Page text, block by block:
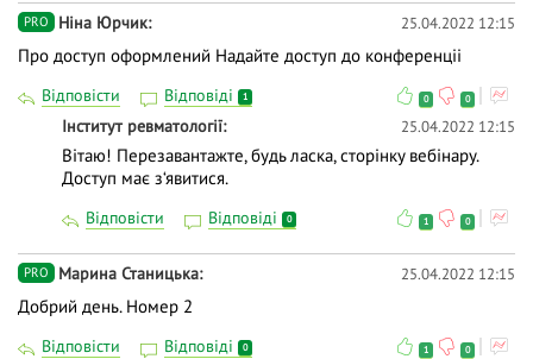
PRO Ніна Юрчик 25.04.2022 12:15
Про доступ оформлений Надайте доступ до конференціі
Відповісти Відповіді 1 0 0
Інститут ревматології 25.04.2022 12:15
Вітаю! Перезавантажте, будь ласка, сторінку вебінару.
Доступ має з‘явитися.
Відповісти Відповіді 0 1 0
PRO Марина Станицька 25.04.2022 12:15
Добрий день. Номер 2
Відповісти Відповіді 0 1 0